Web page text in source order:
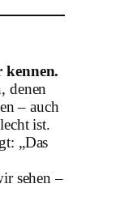
kennen.
denen
– auch
ist.
„Das
sehen –